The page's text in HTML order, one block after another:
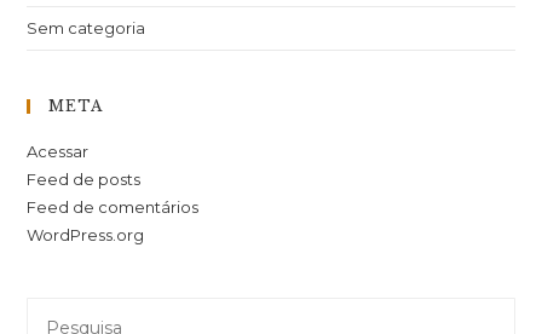
Sem categoria
META
Acessar
Feed de posts
Feed de comentários
WordPress.org